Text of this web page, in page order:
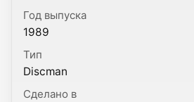
Год выпуска
1989
Тип
Discman
Сделано в